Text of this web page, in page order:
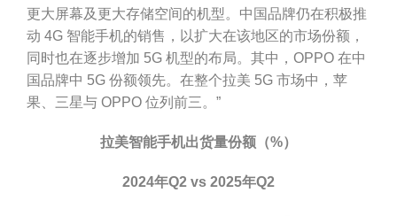
更大屏幕及更大存储空间的机型。中国品牌仍在积极推
动 4G 智能手机的销售，以扩大在该地区的市场份额，
同时也在逐步增加 5G 机型的布局。其中，OPPO 在中
国品牌中 5G 份额领先。在整个拉美 5G 市场中，苹
果、三星与 OPPO 位列前三。”
拉美智能手机出货量份额（%）
2024年Q2 vs 2025年Q2